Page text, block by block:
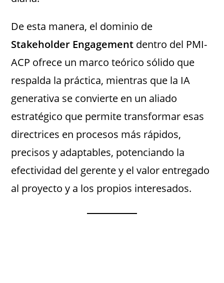
De esta manera, el dominio de
Stakeholder Engagement dentro del PMI-
ACP ofrece un marco teórico sólido que
respalda la práctica, mientras que la IA
generativa se convierte en un aliado
estratégico que permite transformar esas
directrices en procesos más rápidos,
precisos y adaptables, potenciando la
efectividad del gerente y el valor entregado
al proyecto y a los propios interesados.